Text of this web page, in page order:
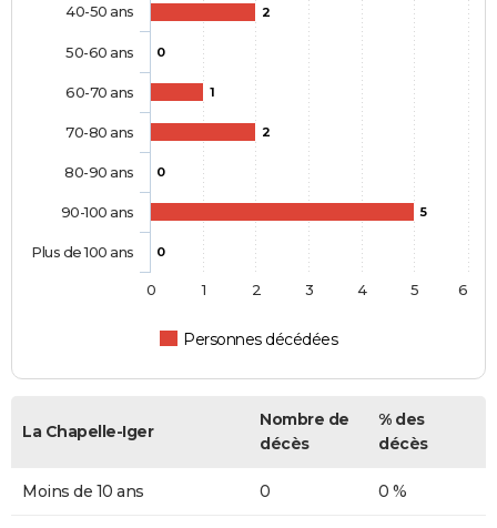
2
0
1
2
0
5
0
Personnes décédées
40-50 ans
50-60 ans
60-70 ans
70-80 ans
80-90 ans
90-100 ans
Plus de 100 ans
0 1 2 3 4 5 6
La Chapelle-Iger
Nombre de
décès
% des
décès
Moins de 10 ans 0 0 %